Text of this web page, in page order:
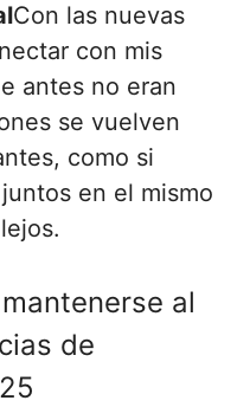
Con las nuevas
con mis
antes no eran
se vuelven
como si
en el mismo
al
de